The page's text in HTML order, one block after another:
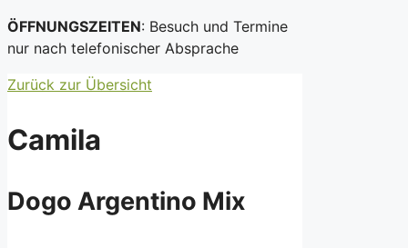
ÖFFNUNGSZEITEN: Besuch und Termine
nur nach telefonischer Absprache
Zurück zur Übersicht
Camila
Dogo Argentino Mix